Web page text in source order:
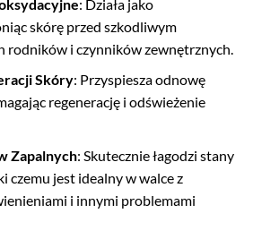
: Działa jako
skórę przed szkodliwym
rodników i czynników zewnętrznych.
Skóry: Przyspiesza odnowę
regenerację i odświeżenie
Zapalnych: Skutecznie łagodzi stany
czemu jest idealny w walce z
i innymi problemami